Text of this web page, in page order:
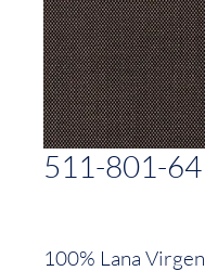
511-801-64
100% Lana Virgen